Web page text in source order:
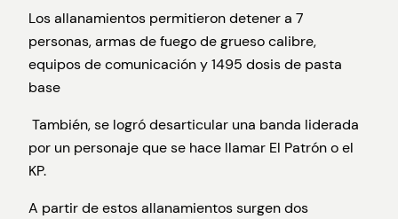
Los allanamientos permitieron detener a 7
personas, armas de fuego de grueso calibre,
equipos de comunicación y 1495 dosis de pasta
base
También, se logró desarticular una banda liderada
por un personaje que se hace llamar El Patrón o el
KP.
A partir de estos allanamientos surgen dos